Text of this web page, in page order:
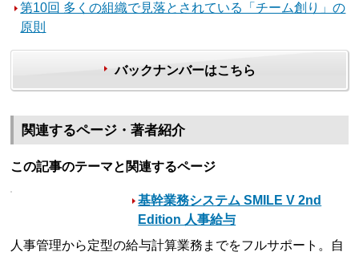
第10回 多くの組織で見落とされている「チーム創り」の
原則
バックナンバーはこちら
関連するページ・著者紹介
この記事のテーマと関連するページ
基幹業務システム SMILE V 2nd
Edition 人事給与
人事管理から定型の給与計算業務までをフルサポート。自